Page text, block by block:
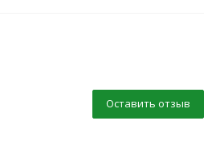
Оставить отзыв